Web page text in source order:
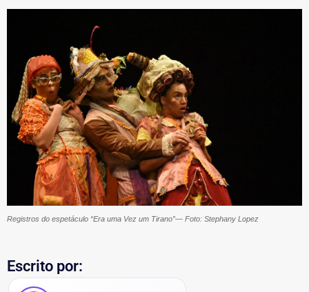
Registros do espetáculo “Era uma Vez um Tirano”— Foto: Stephany Lopez
Escrito por: